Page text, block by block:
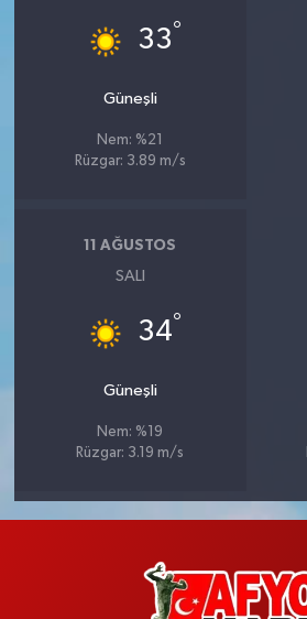
33°
Güneşli
Nem: %21
Rüzgar: 3.89 m/s
11 AĞUSTOS
SALI
34°
Güneşli
Nem: %19
Rüzgar: 3.19 m/s